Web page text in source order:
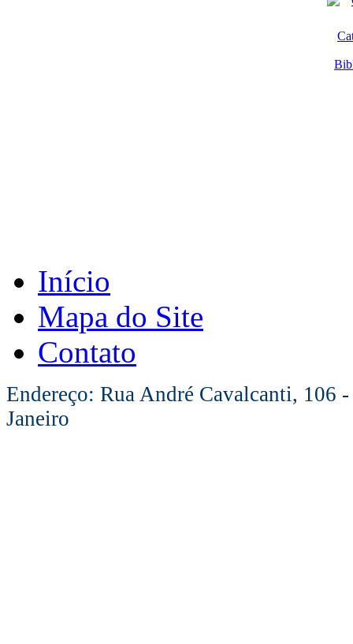
Início
Mapa do Site
Contato
Endereço: Rua André Cavalcanti, 106
Janeiro